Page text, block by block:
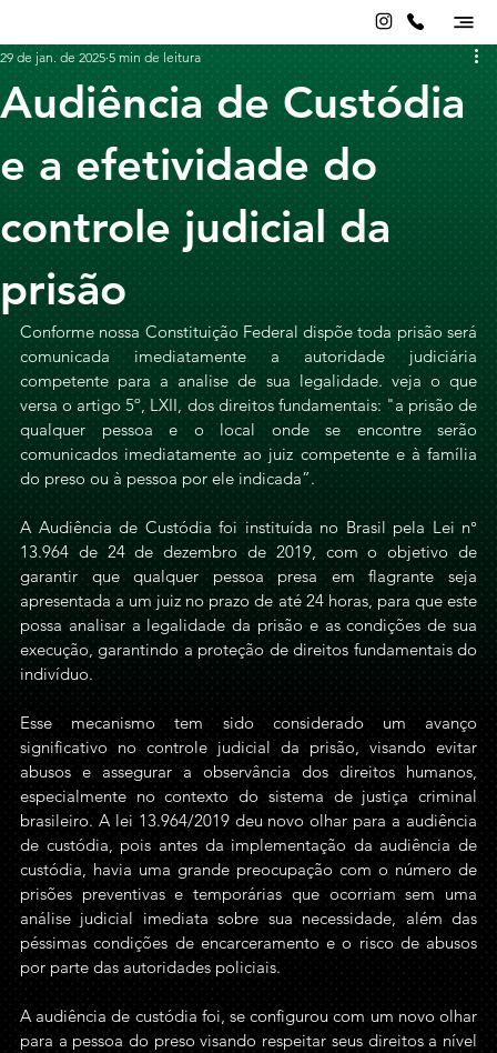
Audiência de Custódia
e a efetividade do
controle judicial da
prisão
29 de jan. de 2025 5 min de leitura
Conforme nossa Constituição Federal dispõe toda prisão será
comunicada imediatamente a autoridade judiciária
competente para a analise de sua legalidade. veja o que
versa o artigo 5º, LXII, dos direitos fundamentais: "a prisão de
qualquer pessoa e o local onde se encontre serão
comunicados imediatamente ao juiz competente e à família
do preso ou à pessoa por ele indicada”.
A Audiência de Custódia foi instituída no Brasil pela Lei n°
13.964 de 24 de dezembro de 2019, com o objetivo de
garantir que qualquer pessoa presa em flagrante seja
apresentada a um juiz no prazo de até 24 horas, para que este
possa analisar a legalidade da prisão e as condições de sua
execução, garantindo a proteção de direitos fundamentais do
indivíduo.
Esse mecanismo tem sido considerado um avanço
significativo no controle judicial da prisão, visando evitar
abusos e assegurar a observância dos direitos humanos,
especialmente no contexto do sistema de justiça criminal
brasileiro. A lei 13.964/2019 deu novo olhar para a audiência
de custódia, pois antes da implementação da audiência de
custódia, havia uma grande preocupação com o número de
prisões preventivas e temporárias que ocorriam sem uma
análise judicial imediata sobre sua necessidade, além das
péssimas condições de encarceramento e o risco de abusos
por parte das autoridades policiais.
A audiência de custódia foi, se configurou com um novo olhar
para a pessoa do preso visando respeitar seus direitos a nível